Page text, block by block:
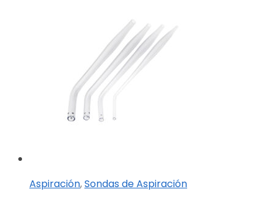
Aspiración,Sondas de Aspiración